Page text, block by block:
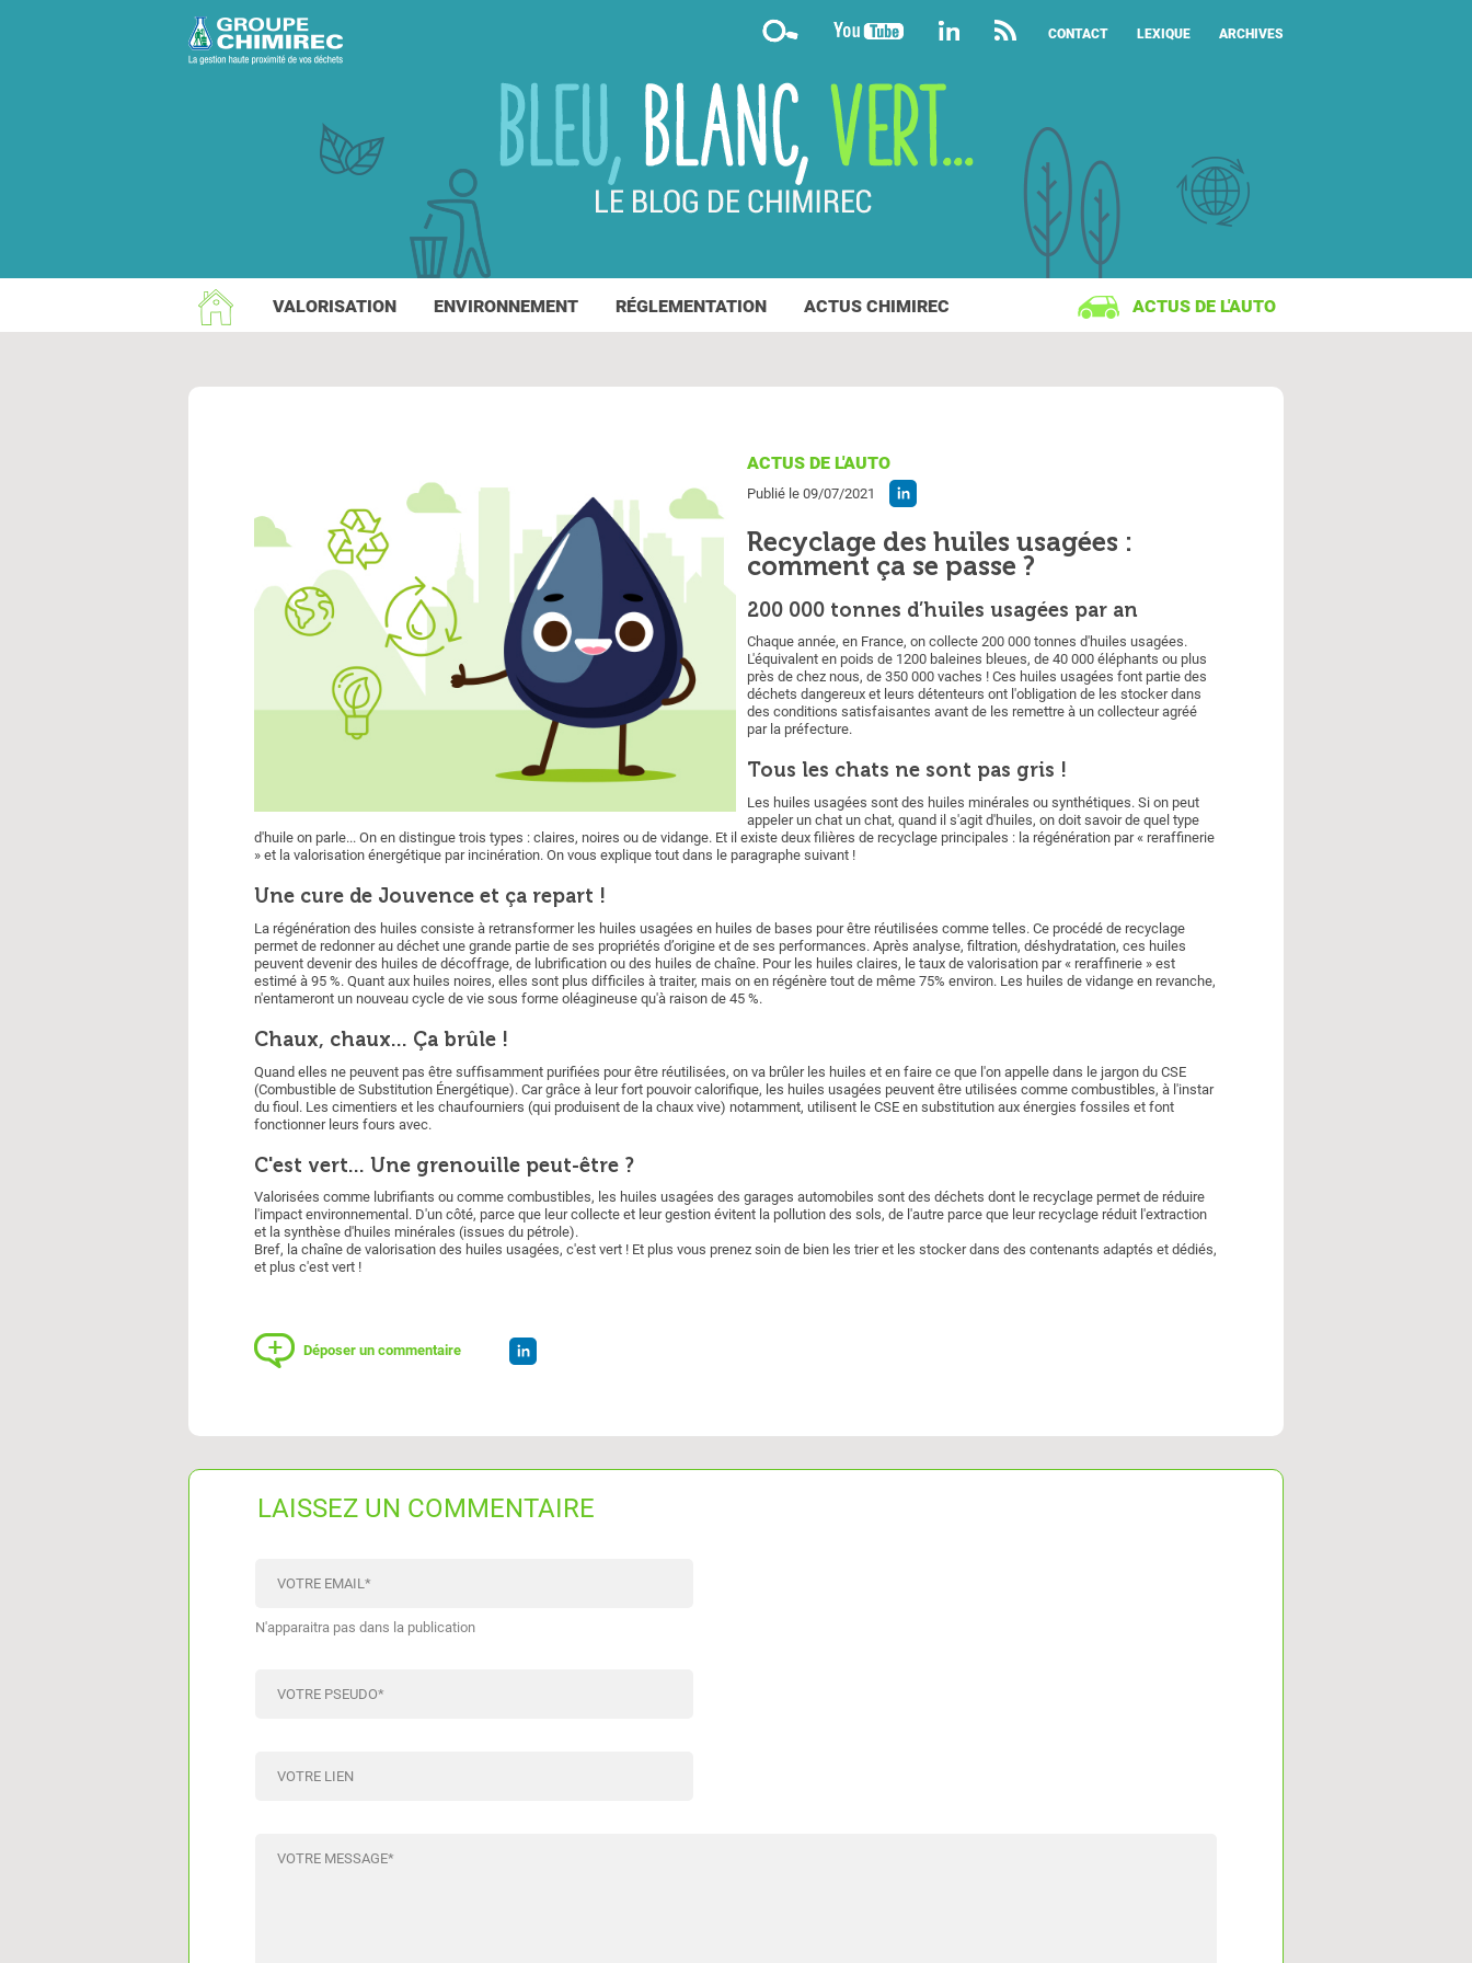
ACTUS DE L'AUTO
Publié le 09/07/2021
Recyclage des huiles usagées :
comment ça se passe ?
200 000 tonnes d’huiles usagées par an
Chaque année, en France, on collecte 200 000 tonnes d'huiles usagées.
L'équivalent en poids de 1200 baleines bleues, de 40 000 éléphants ou plus
près de chez nous, de 350 000 vaches ! Ces huiles usagées font partie des
déchets dangereux et leurs détenteurs ont l'obligation de les stocker dans
des conditions satisfaisantes avant de les remettre à un collecteur agréé
par la préfecture.
Tous les chats ne sont pas gris !
Les huiles usagées sont des huiles minérales ou synthétiques. Si on peut
appeler un chat un chat, quand il s'agit d'huiles, on doit savoir de quel type
d'huile on parle... On en distingue trois types : claires, noires ou de vidange. Et il existe deux filières de recyclage principales : la régénération par « reraffinerie
» et la valorisation énergétique par incinération. On vous explique tout dans le paragraphe suivant !
Une cure de Jouvence et ça repart !
La régénération des huiles consiste à retransformer les huiles usagées en huiles de bases pour être réutilisées comme telles. Ce procédé de recyclage
permet de redonner au déchet une grande partie de ses propriétés d’origine et de ses performances. Après analyse, filtration, déshydratation, ces huiles
peuvent devenir des huiles de décoffrage, de lubrification ou des huiles de chaîne. Pour les huiles claires, le taux de valorisation par « reraffinerie » est
estimé à 95 %. Quant aux huiles noires, elles sont plus difficiles à traiter, mais on en régénère tout de même 75% environ. Les huiles de vidange en revanche,
n'entameront un nouveau cycle de vie sous forme oléagineuse qu'à raison de 45 %.
Chaux, chaux... Ça brûle !
Quand elles ne peuvent pas être suffisamment purifiées pour être réutilisées, on va brûler les huiles et en faire ce que l'on appelle dans le jargon du CSE
(Combustible de Substitution Énergétique). Car grâce à leur fort pouvoir calorifique, les huiles usagées peuvent être utilisées comme combustibles, à l'instar
du fioul. Les cimentiers et les chaufourniers (qui produisent de la chaux vive) notamment, utilisent le CSE en substitution aux énergies fossiles et font
fonctionner leurs fours avec.
C'est vert... Une grenouille peut-être ?
Valorisées comme lubrifiants ou comme combustibles, les huiles usagées des garages automobiles sont des déchets dont le recyclage permet de réduire
l'impact environnemental. D'un côté, parce que leur collecte et leur gestion évitent la pollution des sols, de l'autre parce que leur recyclage réduit l'extraction
et la synthèse d'huiles minérales (issues du pétrole).
Bref, la chaîne de valorisation des huiles usagées, c'est vert ! Et plus vous prenez soin de bien les trier et les stocker dans des contenants adaptés et dédiés,
et plus c'est vert !
Déposer un commentaire
LAISSEZ UN COMMENTAIRE
VOTRE EMAIL*
N'apparaitra pas dans la publication
VOTRE PSEUDO*
VOTRE LIEN
VOTRE MESSAGE*
CONTACT LEXIQUE ARCHIVES
VALORISATION ENVIRONNEMENT RÉGLEMENTATION ACTUS CHIMIREC ACTUS DE L'AUTO